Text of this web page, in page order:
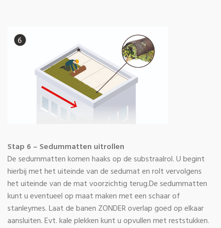
Stap 6 – Sedummatten uitrollen
De sedummatten komen haaks op de substraalrol. U begint
hierbij met het uiteinde van de sedumat en rolt vervolgens
het uiteinde van de mat voorzichtig terug.De sedummatten
kunt u eventueel op maat maken met een schaar of
stanleymes. Laat de banen ZONDER overlap goed op elkaar
aansluiten. Evt. kale plekken kunt u opvullen met reststukken.